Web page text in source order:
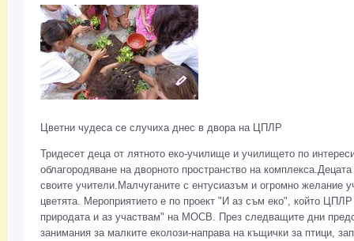
Цветни чудеса се случиха днес в двора на ЦПЛР
Тридесет деца от лятното еко-училище и училището по
облагородяване на дворното пространство на
своите учители.Малчуганите с ентусиазъм и огромно желание
цветята. Мероприятието е по проект "И аз съм еко", който
природата и аз участвам" на МОСВ. През следващите дни
занимания за малките еколози-направа на къщички за птици,